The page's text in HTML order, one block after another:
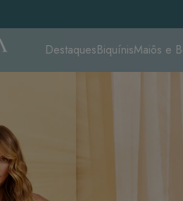
DestaquesBiquínisMaiôs e